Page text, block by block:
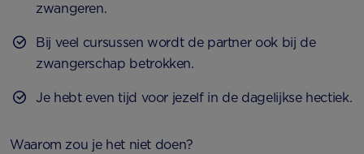
zwangeren.
Bij veel cursussen wordt de partner ook bij de
zwangerschap betrokken.
Je hebt even tijd voor jezelf in de dagelijkse hectiek.
Waarom zou je het niet doen?